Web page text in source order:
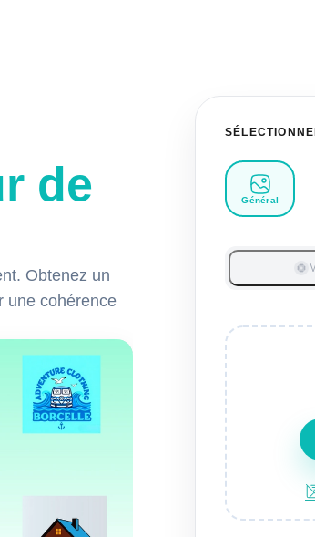
de
Obtenez un
une cohérence
Général